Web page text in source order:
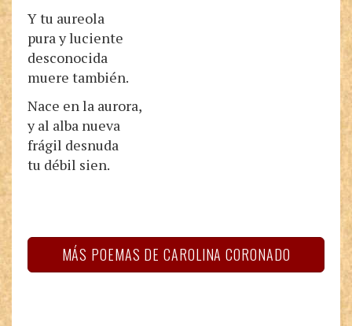
Y tu aureola
pura y luciente
desconocida
muere también.
Nace en la aurora,
y al alba nueva
frágil desnuda
tu débil sien.
MÁS POEMAS DE CAROLINA CORONADO